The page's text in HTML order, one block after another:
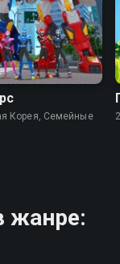
2014, Южная Корея, Семейные
жанре: